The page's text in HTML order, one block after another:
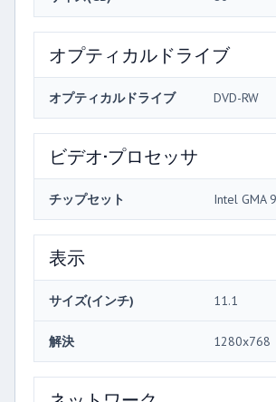
オプティカルドライブ
オプティカルドライブ DVD-RW
ビデオ·プロセッサ
チップセット Intel GMA
表示
サイズ(インチ) 11.1
解決 1280x768